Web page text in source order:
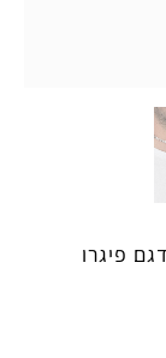
פיגרו